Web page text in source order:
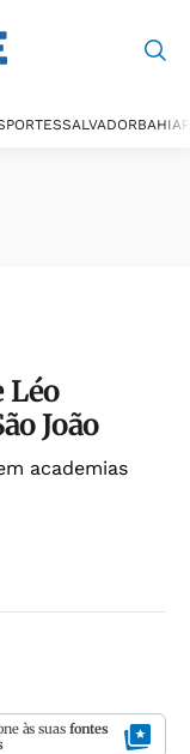
SALVADORBAHIA
Léo
João
academias
às suas fontes